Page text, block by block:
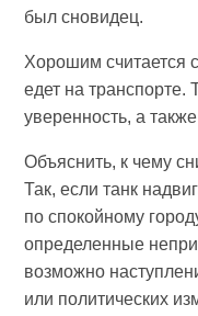
был сновидец.
Хорошим считается
едет на транспорте.
уверенность, а
Объяснить, к чему
Так, если танк
по спокойному
определенные
возможно
или политических